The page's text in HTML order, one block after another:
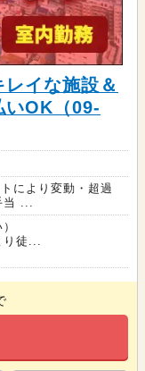
イな施設＆
OK（09-
により変動・超過
当 ...
り徒...